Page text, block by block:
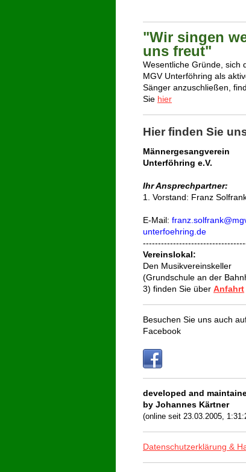
"Wir singen
uns freut"
Wesentliche Gründe, sich
MGV Unterföhring als
Sänger anzuschließen,
Sie hier
Hier finden Sie
Männergesangverein
Unterföhring e.V.
Ihr Ansprechpartner:
1. Vorstand: Franz
E-Mail:
unterfoehring.de
Vereinslokal:
Den Musikvereinskeller
(Grundschule an der
3) finden Sie über Anfahrt
Besuchen Sie uns auch
Facebook
developed and
by Johannes Kärtner
(online seit 23.03.2005,
Datenschutzerklärung &